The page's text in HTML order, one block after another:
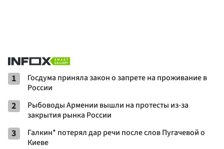
1
Госдума приняла закон о запрете на проживание в
России
2
Рыбоводы Армении вышли на протесты из-за
закрытия рынка России
3
Галкин* потерял дар речи после слов Пугачевой о
Киеве